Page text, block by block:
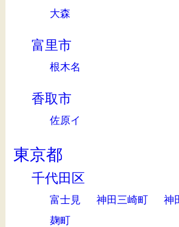
大森
富里市
根木名
香取市
佐原イ
東京都
千代田区
富士見 神田三崎町
神
麹町